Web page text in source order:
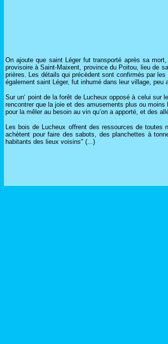
On ajoute que saint Léger fut transporté après sa
provisoire à Saint-Maixent, province du Poitou, lieu de
prières. Les détails qui précèdent sont confirmés par
également saint Léger, fut inhumé dans leur village,
Sur un‘ point de la forêt de Lucheux opposé à celui sur
rencontrer que la joie et des amusements plus ou
pour la mêler au besoin au vin qu’on a apporté, et des
Les bois de Lucheux offrent des ressources de
achètent pour faire des sabots, des planchettes à
habitants des lieux voisins" (...)